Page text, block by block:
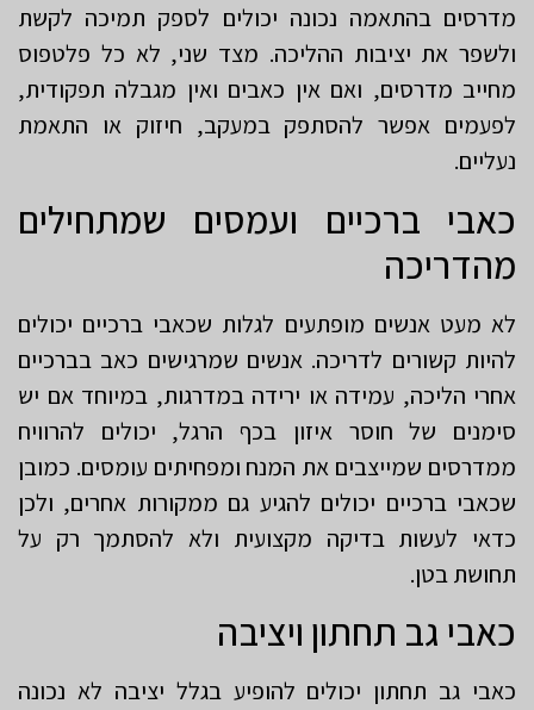
מדרסים בהתאמה נכונה יכולים לספק תמיכה לקשת
ולשפר את יציבות ההליכה. מצד שני, לא כל פלטפוס
מחייב מדרסים, ואם אין כאבים ואין מגבלה תפקודית,
לפעמים אפשר להסתפק במעקב, חיזוק או התאמת
נעליים.
כאבי ברכיים ועמסים שמתחילים
מהדריכה
לא מעט אנשים מופתעים לגלות שכאבי ברכיים יכולים
להיות קשורים לדריכה. אנשים שמרגישים כאב בברכיים
אחרי הליכה, עמידה או ירידה במדרגות, במיוחד אם יש
סימנים של חוסר איזון בכף הרגל, יכולים להרוויח
ממדרסים שמייצבים את המנח ומפחיתים עומסים. כמובן
שכאבי ברכיים יכולים להגיע גם ממקורות אחרים, ולכן
כדאי לעשות בדיקה מקצועית ולא להסתמך רק על
תחושת בטן.
כאבי גב תחתון ויציבה
כאבי גב תחתון יכולים להופיע בגלל יציבה לא נכונה